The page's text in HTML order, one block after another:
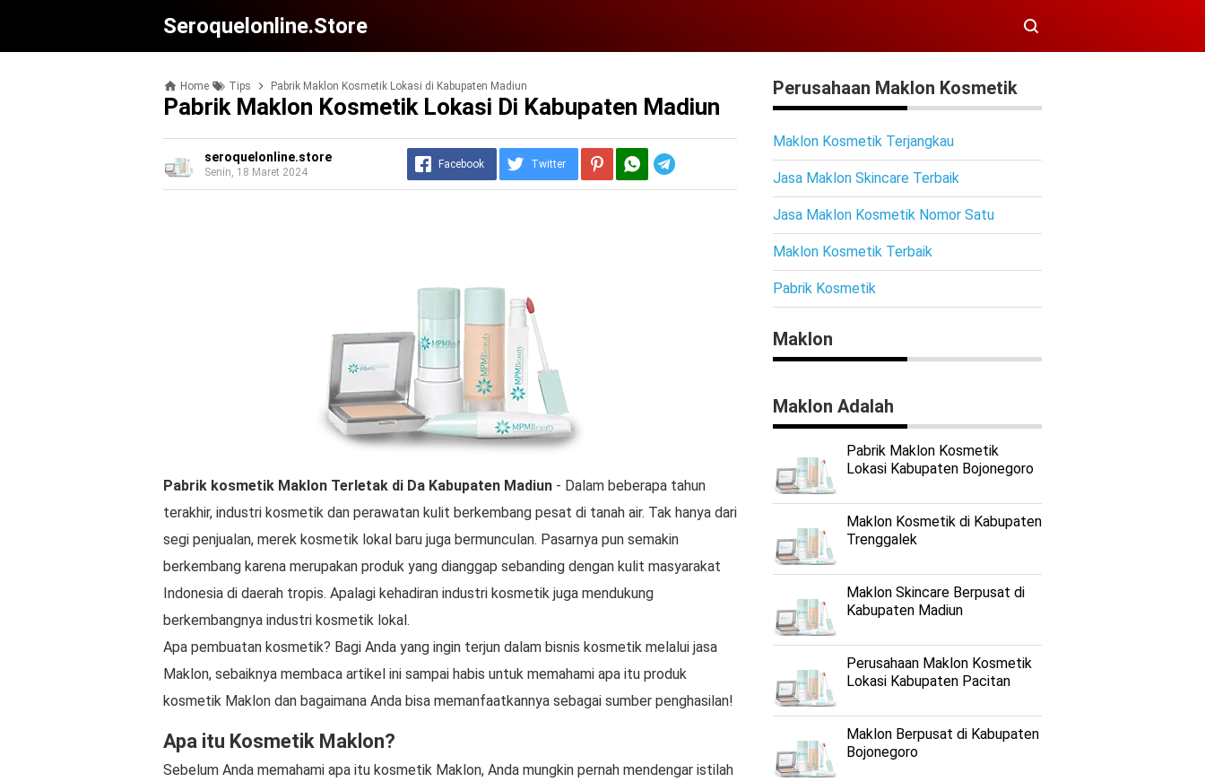
Seroquelonline.store
Home Tips Pabrik Maklon Kosmetik Lokasi di Kabupaten Madiun
Pabrik Maklon Kosmetik Lokasi Di Kabupaten Madiun
seroquelonline.store
Senin, 18 Maret 2024
Facebook Twitter
Pabrik kosmetik Maklon Terletak di Da Kabupaten Madiun - Dalam beberapa tahun
terakhir, industri kosmetik dan perawatan kulit berkembang pesat di tanah air. Tak hanya dari
segi penjualan, merek kosmetik lokal baru juga bermunculan. Pasarnya pun semakin
berkembang karena merupakan produk yang dianggap sebanding dengan kulit masyarakat
Indonesia di daerah tropis. Apalagi kehadiran industri kosmetik juga mendukung
berkembangnya industri kosmetik lokal.
Apa pembuatan kosmetik? Bagi Anda yang ingin terjun dalam bisnis kosmetik melalui jasa
Maklon, sebaiknya membaca artikel ini sampai habis untuk memahami apa itu produk
kosmetik Maklon dan bagaimana Anda bisa memanfaatkannya sebagai sumber penghasilan!
Apa itu Kosmetik Maklon?
Sebelum Anda memahami apa itu kosmetik Maklon, Anda mungkin pernah mendengar istilah
Perusahaan Maklon Kosmetik
Maklon Kosmetik Terjangkau
Jasa Maklon Skincare Terbaik
Jasa Maklon Kosmetik Nomor Satu
Maklon Kosmetik Terbaik
Pabrik Kosmetik
Maklon
Maklon Adalah
Pabrik Maklon Kosmetik
Lokasi Kabupaten Bojonegoro
Maklon Kosmetik di Kabupaten
Trenggalek
Maklon Skincare Berpusat di
Kabupaten Madiun
Perusahaan Maklon Kosmetik
Lokasi Kabupaten Pacitan
Maklon Berpusat di Kabupaten
Bojonegoro